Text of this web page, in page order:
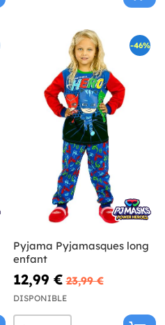
-46%
Pyjama Pyjamasques long
enfant
12,99 € 23,99 €
DISPONIBLE